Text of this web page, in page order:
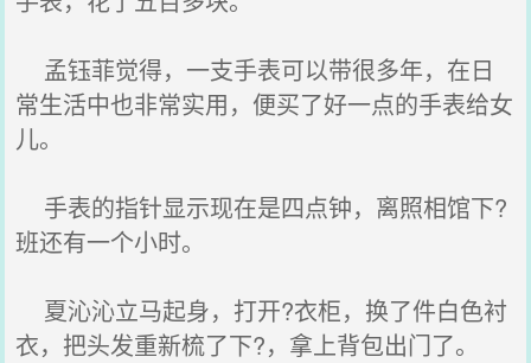
孟钰菲觉得，一支手表可以带很多年，在日
常生活中也非常实用，便买了好一点的手表给女
儿。
手表的指针显示现在是四点钟，离照相馆下?
班还有一个小时。
夏沁沁立马起身，打开?衣柜，换了件白色衬
衣，把头发重新梳了下?，拿上背包出门了。